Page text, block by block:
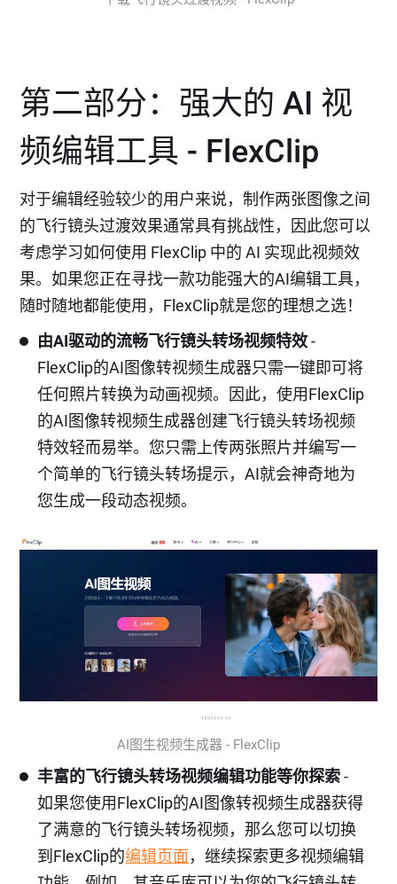
第二部分：强大的 AI 视
频编辑工具 - FlexClip
对于编辑经验较少的用户来说，制作两张图像之间
的飞行镜头过渡效果通常具有挑战性，因此您可以
考虑学习如何使用 FlexClip 中的 AI 实现此视频效
果。如果您正在寻找一款功能强大的AI编辑工具，
随时随地都能使用，FlexClip就是您的理想之选！
由AI驱动的流畅飞行镜头转场视频特效-
FlexClip的AI图像转视频生成器只需一键即可将
任何照片转换为动画视频。因此，使用FlexClip
的AI图像转视频生成器创建飞行镜头转场视频
特效轻而易举。您只需上传两张照片并编写一
个简单的飞行镜头转场提示，AI就会神奇地为
您生成一段动态视频。
AI图生视频生成器 - FlexClip
丰富的飞行镜头转场视频编辑功能等你探索-
如果您使用FlexClip的AI图像转视频生成器获得
了满意的飞行镜头转场视频，那么您可以切换
到FlexClip的编辑页面，继续探索更多视频编辑